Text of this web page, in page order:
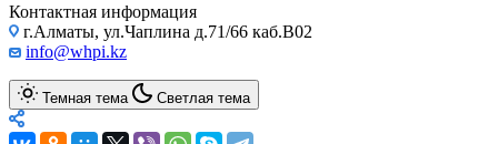
Контактная информация
г.Алматы, ул.Чаплина д.71/66 каб.B02
info@whpi.kz
Темная тема Светлая тема